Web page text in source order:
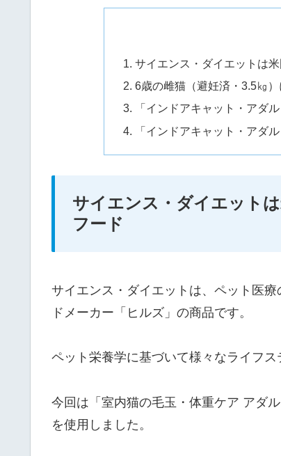
サイエンス・ダイエットは
6歳の雌猫（避妊済・3.5㎏
「インドアキャット・アダ
「インドアキャット・アダ
サイエンス・ダイエット
フード
サイエンス・ダイエットは、ペット医
ドメーカー「ヒルズ」の商品です。
ペット栄養学に基づいて様々なライフ
今回は「室内猫の毛玉・体重ケア アダ
を使用しました。